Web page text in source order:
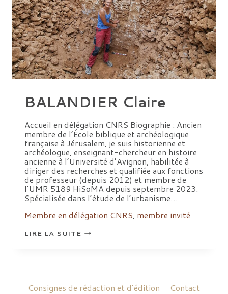
BALANDIER Claire
Accueil en délégation CNRS Biographie : Ancien
membre de l’École biblique et archéologique
française à Jérusalem, je suis historienne et
archéologue, enseignant-chercheur en histoire
ancienne à l’Université d’Avignon, habilitée à
diriger des recherches et qualifiée aux fonctions
de professeur (depuis 2012) et membre de
l’UMR 5189 HiSoMA depuis septembre 2023.
Spécialisée dans l’étude de l’urbanisme…
Membre en délégation CNRS, membre invité
LIRE LA SUITEBALANDIER
CLAIRE
Consignes de rédaction et d’édition
Contact